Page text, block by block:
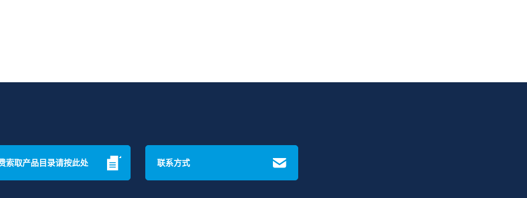
索取产品目录请按此处 联系方式